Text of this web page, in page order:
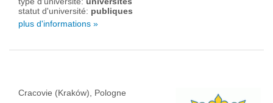
statut d'université: publiques
plus d'informations »
Cracovie (Kraków), Pologne